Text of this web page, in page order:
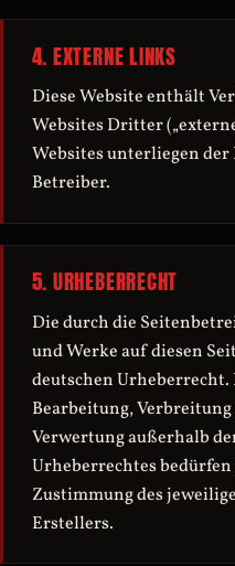
4. EXTERNE LINKS
Diese Website enthält
Websites Dritter
Websites unterliegen
Betreiber.
5. URHEBERRECHT
Die durch die
und Werke auf diesen
deutschen
Bearbeitung,
Verwertung außerhalb
Urheberrechtes
Zustimmung des
Erstellers.